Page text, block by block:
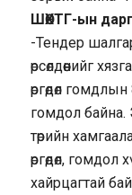
ШӨХТГ-ын
-Тендер
өрсөлдөөнийг
өргөдөл
гомдол байна.
төрийн
өргөдөл,
хайрцагтай